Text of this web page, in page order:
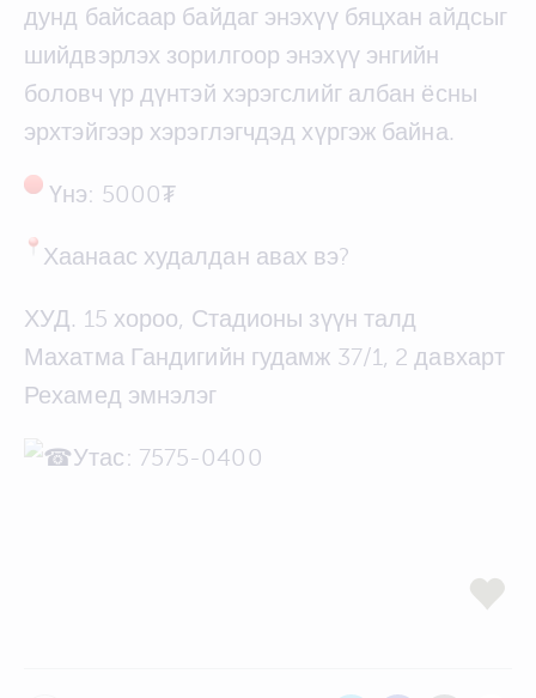
дунд байсаар байдаг энэхүү бяцхан айдсыг
шийдвэрлэх зорилгоор энэхүү энгийн
боловч үр дүнтэй хэрэгслийг албан ёсны
эрхтэйгээр хэрэглэгчдэд хүргэж байна.
Үнэ: 5000₮
Хаанаас худалдан авах вэ?
ХУД. 15 хороо, Стадионы зүүн талд
Махатма Гандигийн гудамж 37/1, 2 давхарт
Рехамед эмнэлэг
Утас: 7575-0400